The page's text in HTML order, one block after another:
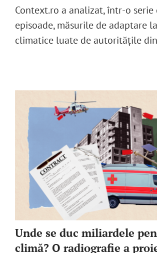
Context.ro a analizat, într-o serie
episoade, măsurile de adaptare
climatice luate de autoritățile
Unde se duc miliardele
climă? O radiografie a